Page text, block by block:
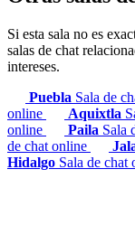
Si esta sala no es
salas de chat
intereses.
Puebla Sala de
online
Aquixtla
online
Paila Sala
de chat online
Hidalgo Sala de chat